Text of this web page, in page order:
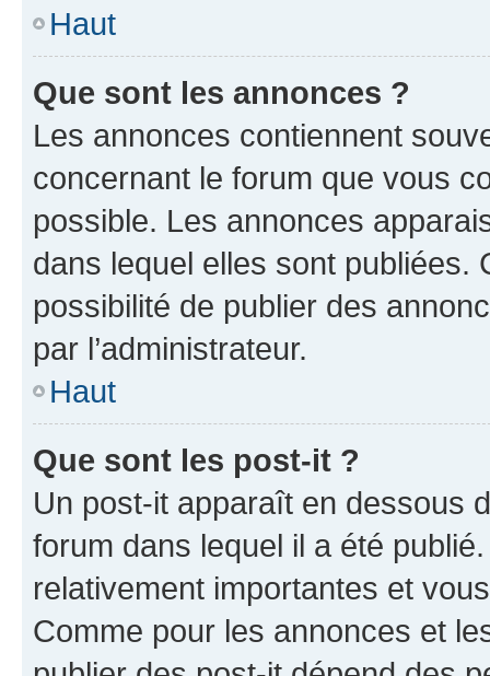
Haut
Que sont les annonces ?
Les annonces contiennent
concernant le forum que vous
possible. Les annonces
dans lequel elles sont publiées.
possibilité de publier des
par l’administrateur.
Haut
Que sont les post-it ?
Un post-it apparaît en dessous
forum dans lequel il a été
relativement importantes et
Comme pour les annonces et